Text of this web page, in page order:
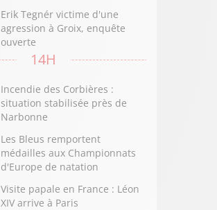
Erik Tegnér victime d'une
agression à Groix, enquête
ouverte
14H
Incendie des Corbières :
situation stabilisée près de
Narbonne
Les Bleus remportent
médailles aux Championnats
d'Europe de natation
Visite papale en France : Léon
XIV arrive à Paris